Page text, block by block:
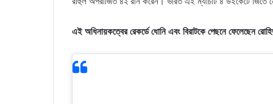
এই অধিনায়কত্বের রেকর্ডে ধোনি এবং বিরাটকে পেছনে ফেলেছেন